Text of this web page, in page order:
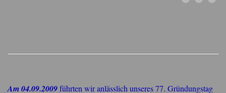
Am 04.09.2009führten wir anlässlich unseres 77. Gründungstag